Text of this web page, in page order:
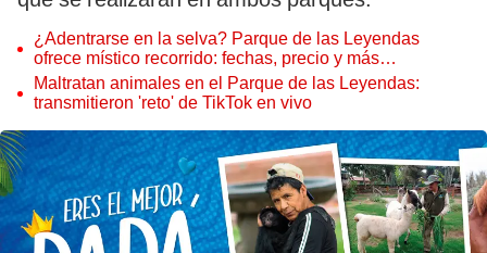
¿Adentrarse en la selva? Parque de las Leyendas
ofrece místico recorrido: fechas, precio y más
actividades
Maltratan animales en el Parque de las Leyendas:
transmitieron 'reto' de TikTok en vivo